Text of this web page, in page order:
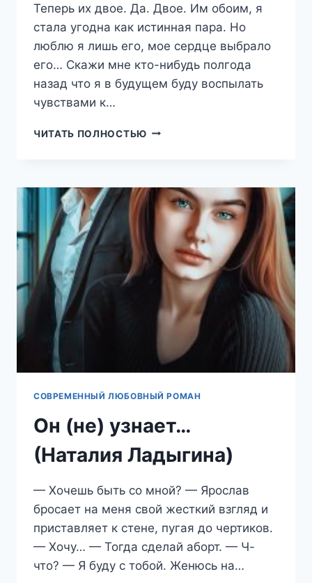
Теперь их двое. Да. Двое. Им обоим, я
стала угодна как истинная пара. Но
люблю я лишь его, мое сердце выбрало
его… Скажи мне кто-нибудь полгода
назад что я в будущем буду воспылать
чувствами к…
ЧИТАТЬ ПОЛНОСТЬЮ ТЕБЕ
(НАТАЛИЯ
ЛАДЫГИНА)
СОВРЕМЕННЫЙ ЛЮБОВНЫЙ РОМАН
Он (не) узнает…
(Наталия Ладыгина)
— Хочешь быть со мной? — Ярослав
бросает на меня свой жесткий взгляд и
приставляет к стене, пугая до чертиков.
— Хочу… — Тогда сделай аборт. — Ч-
что? — Я буду с тобой. Женюсь на…